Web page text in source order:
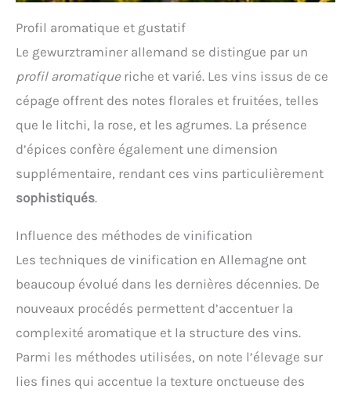
Profil aromatique et gustatif
Le gewurztraminer allemand se distingue par un
profil aromatique riche et varié. Les vins issus de ce
cépage offrent des notes florales et fruitées, telles
que le litchi, la rose, et les agrumes. La présence
d’épices confère également une dimension
supplémentaire, rendant ces vins particulièrement
sophistiqués.
Influence des méthodes de vinification
Les techniques de vinification en Allemagne ont
beaucoup évolué dans les dernières décennies. De
nouveaux procédés permettent d’accentuer la
complexité aromatique et la structure des vins.
Parmi les méthodes utilisées, on note l’élevage sur
lies fines qui accentue la texture onctueuse des